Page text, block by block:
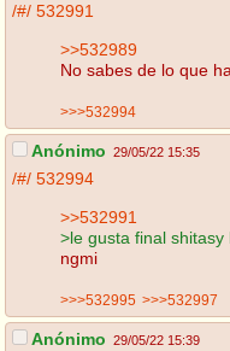
/#/ 532991
>>532989
No sabes de lo que
>>>532994
Anónimo 29/05/22 15:35
/#/ 532994
>>532991
>le gusta final shitasy
ngmi
>>>532995 >>>532997
Anónimo 29/05/22 15:39